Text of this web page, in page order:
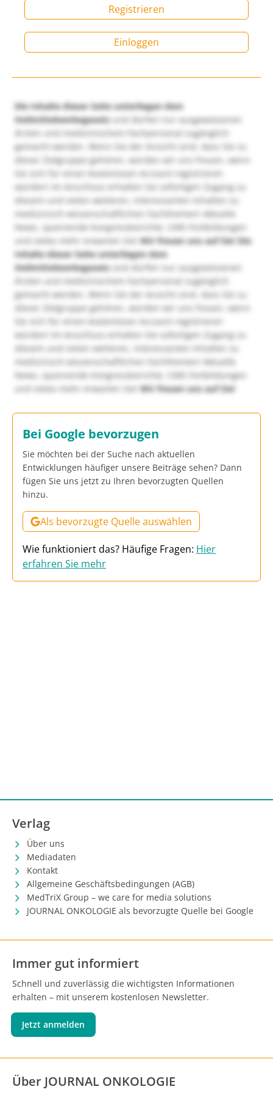
Registrieren
Einloggen
Die Inhalte dieser Seite unterliegen dem
Heilmittelwerbegesetzund dürfen nur ausgewiesenen
Ärzten und medizinischem Fachpersonal zugänglich
gemacht werden. Wenn Sie der Ansicht sind, dass Sie zu
dieser Zielgruppe gehören, würden wir uns freuen, wenn
Sie sich für einen kostenlosen Account registrieren
würden! Im Anschluss erhalten Sie sofortigen Zugang zu
diesem und vielen weiteren, interessanten Inhalten zu
medizinisch-wissenschaftlichen Fachthemen! Aktuelle
News, spannende Kongressberichte, CME-Fortbildungen
und vieles mehr erwarten Sie!Wir freuen uns auf Sie! Die
Inhalte dieser Seite unterliegen dem
Heilmittelwerbegesetzund dürfen nur ausgewiesenen
Ärzten und medizinischem Fachpersonal zugänglich
gemacht werden. Wenn Sie der Ansicht sind, dass Sie zu
dieser Zielgruppe gehören, würden wir uns freuen, wenn
Sie sich für einen kostenlosen Account registrieren
würden! Im Anschluss erhalten Sie sofortigen Zugang zu
diesem und vielen weiteren, interessanten Inhalten zu
medizinisch-wissenschaftlichen Fachthemen! Aktuelle
News, spannende Kongressberichte, CME-Fortbildungen
und vieles mehr erwarten Sie!Wir freuen uns auf Sie!
Bei Google bevorzugen
Sie möchten bei der Suche nach aktuellen
Entwicklungen häufiger unsere Beiträge sehen? Dann
fügen Sie uns jetzt zu Ihren bevorzugten Quellen
hinzu.
Als bevorzugte Quelle auswählen
Wie funktioniert das? Häufige Fragen: Hier
erfahren Sie mehr
Verlag
Über uns
Mediadaten
Kontakt
Allgemeine Geschäftsbedingungen (AGB)
MedTriX Group – we care for media solutions
JOURNAL ONKOLOGIE als bevorzugte Quelle bei Google
Immer gut informiert
Schnell und zuverlässig die wichtigsten Informationen
erhalten – mit unserem kostenlosen Newsletter.
Jetzt anmelden
Über JOURNAL ONKOLOGIE